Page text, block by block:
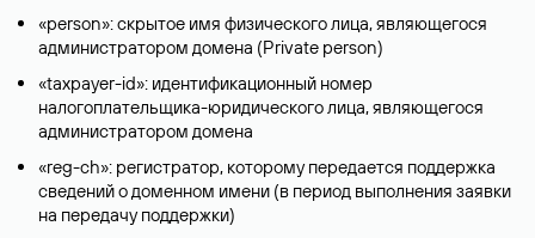
«person»: скрытое имя физического лица, являющегося
администратором домена (Privatе person)
«taxpayer-id»: идентификационный номер
налогоплательщика-юридического лица, являющегося
администратором домена
«reg-ch»: регистратор, которому передается поддержка
сведений о доменном имени (в период выполнения заявки
на передачу поддержки)